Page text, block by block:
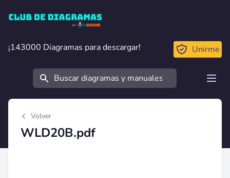
Club de Diagramas
¡143000 Diagramas para descargar!
¡143000 Diagramas para descargar! Unirme
Buscar
Volver
WLD20B.pdf